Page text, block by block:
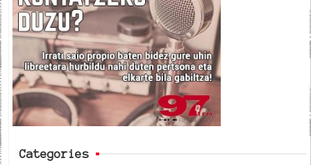
e
b
o
o
t
t
e
d
Categories